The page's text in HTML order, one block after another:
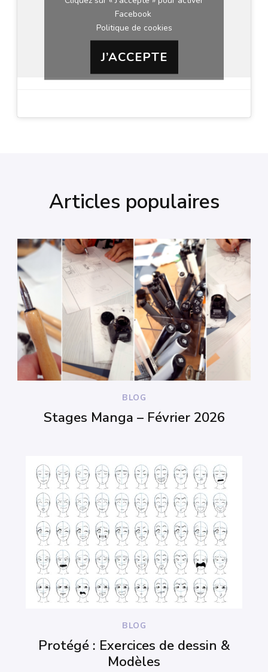
Facebook
Politique de cookies
J’ACCEPTE
Articles populaires
BLOG
Stages Manga – Février 2026
BLOG
Protégé : Exercices de dessin &
Modèles